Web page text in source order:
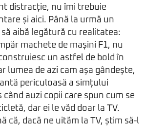
distracție, nu îmi trebuie
și aici. Până la urmă un
aibă legătură cu realitatea:
machete de mașini F1, nu
un astfel de bold în
lumea de azi cam așa gândește,
periculoasă a simțului
auzi copii care spun cum se
dar ei le văd doar la TV.
că, dacă ne uităm la TV, știm să-l